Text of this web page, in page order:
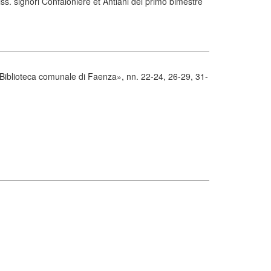
comunale di Faenza», nn. 22-24, 26-29, 31-